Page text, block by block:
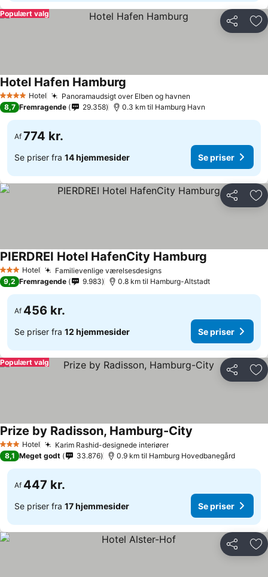
Del
Populært valg
4 StjernerHotel Panoramaudsigt over Elben og havnen
Hotel Hafen Hamburg
8,7 Fremragende 29.358 0.3 km til Hamburg Havn
Af 774 kr.
Se priser fra 14 hjemmesider Se priser
Del
3 StjernerHotel Familievenlige værelsesdesigns
PIERDREI Hotel HafenCity Hamburg
9,2 Fremragende 9.983 0.8 km til Hamburg-Altstadt
Af 456 kr.
Se priser fra 12 hjemmesider Se priser
Del
Populært valg
3 StjernerHotel Karim Rashid-designede interiører
Prize by Radisson, Hamburg-City
8,1 Meget godt 33.876 0.9 km til Hamburg Hovedbanegård
Af 447 kr.
Se priser fra 17 hjemmesider Se priser
Del